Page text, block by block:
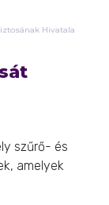
Hivatala
szűrő- és
amelyek